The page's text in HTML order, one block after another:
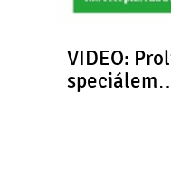
VIDEO: